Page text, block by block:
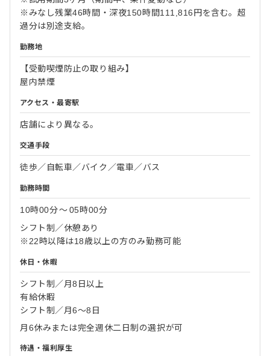
※みなし残業46時間・深夜150時間111,816円を含む。超
過分は別途支給。
勤務地
【受動喫煙防止の取り組み】
屋内禁煙
アクセス・最寄駅
店舗により異なる。
交通手段
徒歩／自転車／バイク／電車／バス
勤務時間
10時00分〜05時00分
シフト制／休憩あり
※22時以降は18歳以上の方のみ勤務可能
休日・休暇
シフト制／月8日以上
有給休暇
シフト制／月6～8日
月6休みまたは完全週休二日制の選択が可
待遇・福利厚生